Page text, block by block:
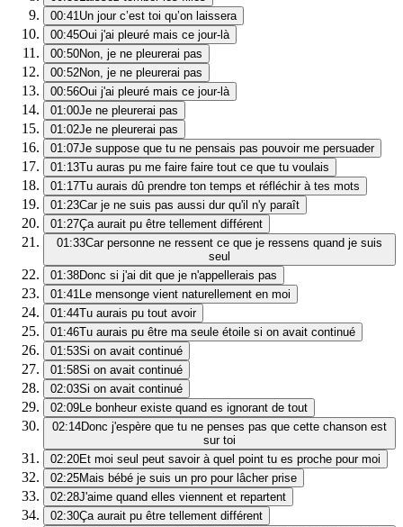
00:41Un jour c’est toi qu’on laissera
00:45Oui j'ai pleuré mais ce jour-là
00:50Non, je ne pleurerai pas
00:52Non, je ne pleurerai pas
00:56Oui j'ai pleuré mais ce jour-là
01:00Je ne pleurerai pas
01:02Je ne pleurerai pas
01:07Je suppose que tu ne pensais pas pouvoir me persuader
01:13Tu auras pu me faire faire tout ce que tu voulais
01:17Tu aurais dû prendre ton temps et réfléchir à tes mots
01:23Car je ne suis pas aussi dur qu'il n'y paraît
01:27Ça aurait pu être tellement différent
01:33Car personne ne ressent ce que je ressens quand je suis
seul
01:38Donc si j'ai dit que je n'appellerais pas
01:41Le mensonge vient naturellement en moi
01:44Tu aurais pu tout avoir
01:46Tu aurais pu être ma seule étoile si on avait continué
01:53Si on avait continué
01:58Si on avait continué
02:03Si on avait continué
02:09Le bonheur existe quand es ignorant de tout
02:14Donc j'espère que tu ne penses pas que cette chanson est
sur toi
02:20Et moi seul peut savoir à quel point tu es proche pour moi
02:25Mais bébé je suis un pro pour lâcher prise
02:28J'aime quand elles viennent et repartent
02:30Ça aurait pu être tellement différent